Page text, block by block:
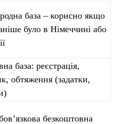
база – корисно якщо
було в Німеччині або
база: реєстрація,
обтяження (задатки,
безкоштовна